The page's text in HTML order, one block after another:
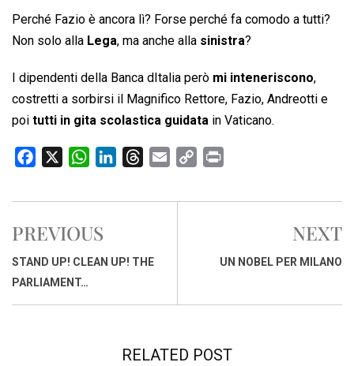
Perché Fazio è ancora lì? Forse perché fa comodo a tutti?
Non solo alla Lega, ma anche alla sinistra?
I dipendenti della Banca dItalia però mi inteneriscono,
costretti a sorbirsi il Magnifico Rettore, Fazio, Andreotti e
poi tutti in gita scolastica guidata in Vaticano.
c
b
o
o
W
a
s
A
n
d
r
d
a
p
i
PREVIOUS
STAND UP! CLEAN UP! THE
PARLIAMENT…
NEXT
UN NOBEL PER MILANO
RELATED POST